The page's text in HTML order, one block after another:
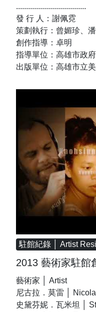
...................................
發 行 人：謝佩霓
策劃執行：曾媚珍、
創作指導：卓明
指導單位：高雄市政
出版單位：高雄市立
駐館紀錄 │ Artist
藝術家 │ Artist
尼古拉．莫雷 │
史黛芬妮．瓦米坦 │